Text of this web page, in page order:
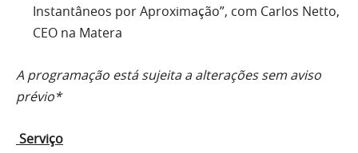
Instantâneos por Aproximação”, com Carlos Netto,
CEO na Matera
A programação está sujeita a alterações sem aviso
prévio*
Serviço